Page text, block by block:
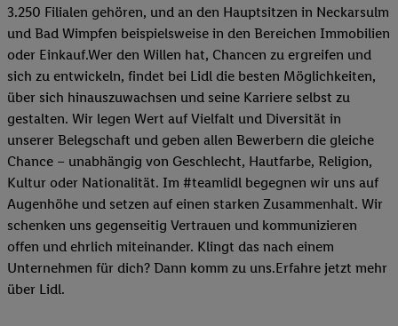
3.250 Filialen gehören, und an den Hauptsitzen in Neckarsulm
und Bad Wimpfen beispielsweise in den Bereichen Immobilien
oder Einkauf.Wer den Willen hat, Chancen zu ergreifen und
sich zu entwickeln, findet bei Lidl die besten Möglichkeiten,
über sich hinauszuwachsen und seine Karriere selbst zu
gestalten. Wir legen Wert auf Vielfalt und Diversität in
unserer Belegschaft und geben allen Bewerbern die gleiche
Chance – unabhängig von Geschlecht, Hautfarbe, Religion,
Kultur oder Nationalität. Im #teamlidl begegnen wir uns auf
Augenhöhe und setzen auf einen starken Zusammenhalt. Wir
schenken uns gegenseitig Vertrauen und kommunizieren
offen und ehrlich miteinander. Klingt das nach einem
Unternehmen für dich? Dann komm zu uns.​Erfahre jetzt mehr
über Lidl.